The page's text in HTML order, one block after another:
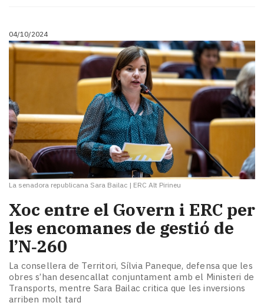
04/10/2024
La senadora republicana Sara Bailac | ERC Alt Pirineu
Xoc entre el Govern i ERC per
les encomanes de gestió de
l’N‑260
La consellera de Territori, Sílvia Paneque, defensa que les
obres s’han desencallat conjuntament amb el Ministeri de
Transports, mentre Sara Bailac critica que les inversions
arriben molt tard